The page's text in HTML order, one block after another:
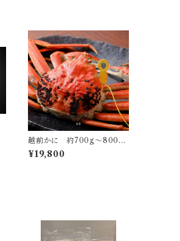
越前かに 約700g〜800g
送料無料！！
¥19,800